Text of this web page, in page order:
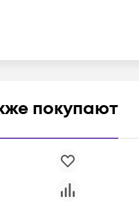
покупают